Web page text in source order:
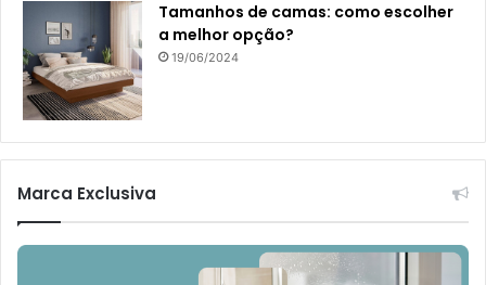
Tamanhos de camas: como escolher
a melhor opção?
19/06/2024
Marca Exclusiva